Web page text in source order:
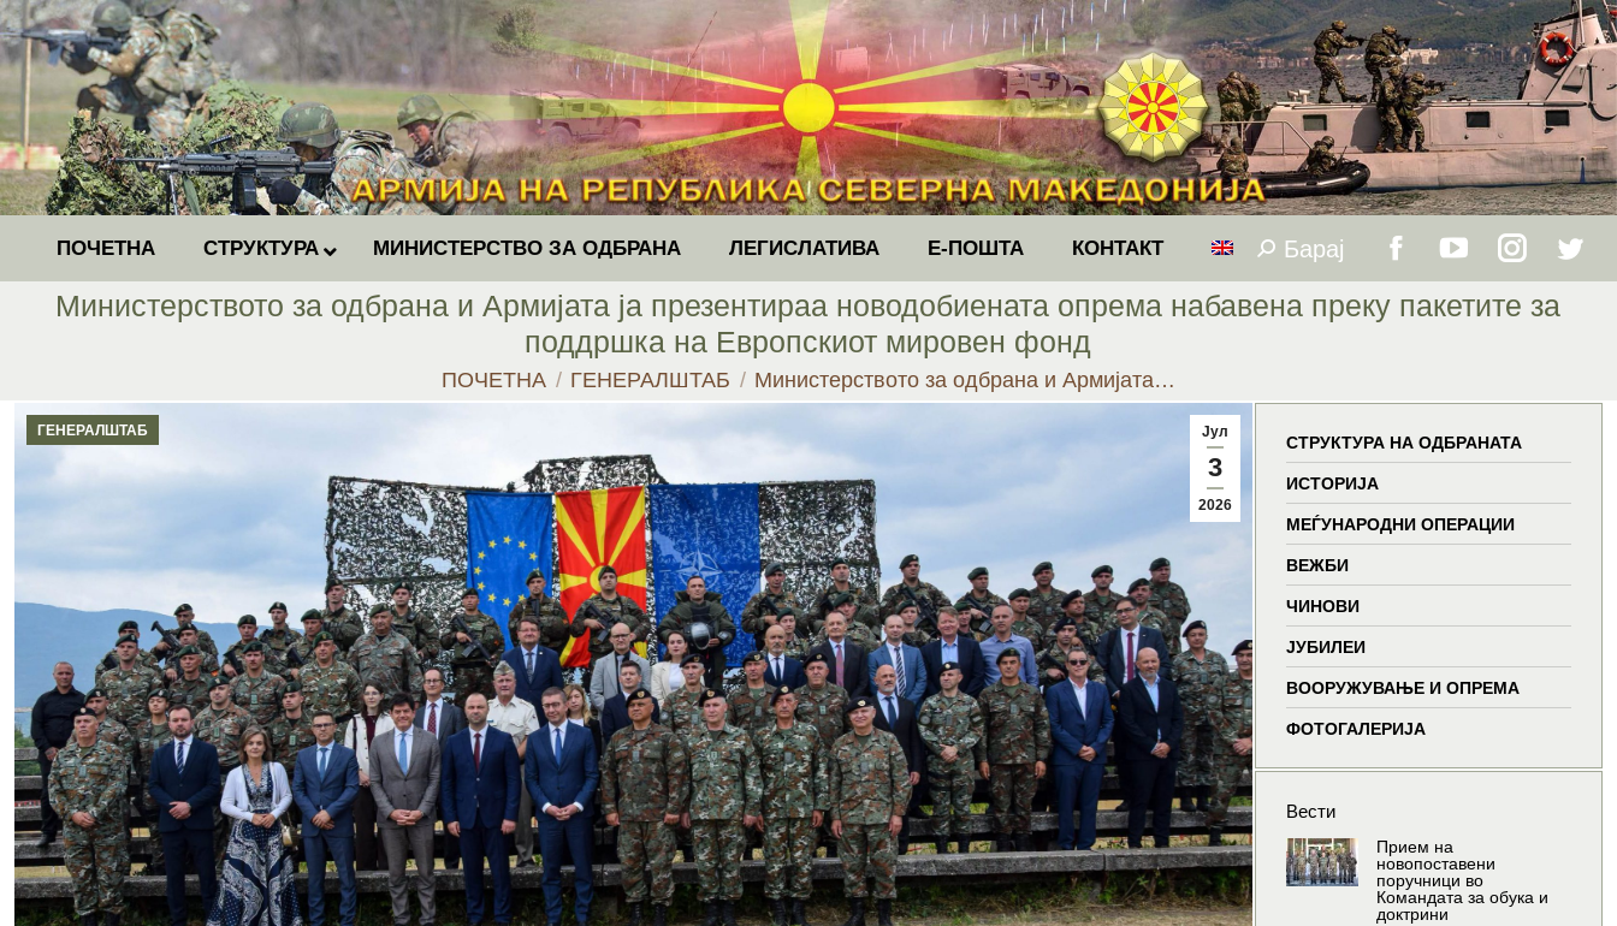
ПОЧЕТНА СТРУКТУРА МИНИСТЕРСТВО ЗА ОДБРАНА ЛЕГИСЛАТИВА Е-ПОШТА КОНТАКТ Search:
Барај
in
new
in
new
in
new new
Министерството за одбрана и Армијата ја презентираа новодобиената опрема набавена преку пакетите за
поддршка на Европскиот мировен фонд
You are here:
ПОЧЕТНА ГЕНЕРАЛШТАБ Министерството за одбрана и Армијата…
Јул
3
2026
ГЕНЕРАЛШТАБ
СТРУКТУРА НА ОДБРАНАТА
ИСТОРИЈА
МЕЃУНАРОДНИ ОПЕРАЦИИ
ВЕЖБИ
ЧИНОВИ
ЈУБИЛЕИ
ВООРУЖУВАЊЕ И ОПРЕМА
ФОТОГАЛЕРИЈА
Вести
Прием на
новопоставени
поручници во
Командата за обука и
доктрини